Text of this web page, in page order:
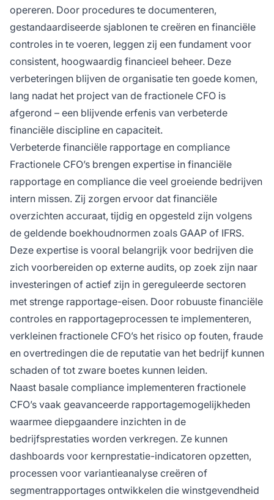
opereren. Door procedures te documenteren,
gestandaardiseerde sjablonen te creëren en financiële
controles in te voeren, leggen zij een fundament voor
consistent, hoogwaardig financieel beheer. Deze
verbeteringen blijven de organisatie ten goede komen,
lang nadat het project van de fractionele CFO is
afgerond – een blijvende erfenis van verbeterde
financiële discipline en capaciteit.
Verbeterde financiële rapportage en compliance
Fractionele CFO’s brengen expertise in financiële
rapportage en compliance die veel groeiende bedrijven
intern missen. Zij zorgen ervoor dat financiële
overzichten accuraat, tijdig en opgesteld zijn volgens
de geldende boekhoudnormen zoals GAAP of IFRS.
Deze expertise is vooral belangrijk voor bedrijven die
zich voorbereiden op externe audits, op zoek zijn naar
investeringen of actief zijn in gereguleerde sectoren
met strenge rapportage-eisen. Door robuuste financiële
controles en rapportageprocessen te implementeren,
verkleinen fractionele CFO’s het risico op fouten, fraude
en overtredingen die de reputatie van het bedrijf kunnen
schaden of tot zware boetes kunnen leiden.
Naast basale compliance implementeren fractionele
CFO’s vaak geavanceerde rapportagemogelijkheden
waarmee diepgaandere inzichten in de
bedrijfsprestaties worden verkregen. Ze kunnen
dashboards voor kernprestatie-indicatoren opzetten,
processen voor variantieanalyse creëren of
segmentrapportages ontwikkelen die winstgevendheid